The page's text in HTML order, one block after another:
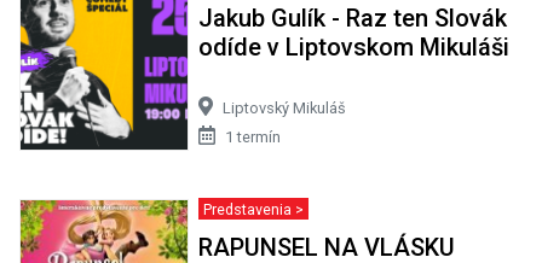
Jakub Gulík - Raz ten Slovák
odíde v Liptovskom Mikuláši
Liptovský Mikuláš
1 termín
Predstavenia >
RAPUNSEL NA VLÁSKU